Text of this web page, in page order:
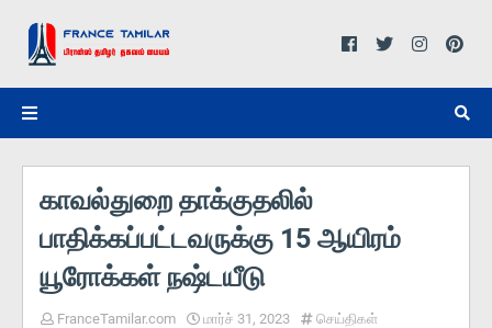
காவல்துறை தாக்குதலில்
பாதிக்கப்பட்டவருக்கு 15 ஆயிரம்
யூரோக்கள் நஷ்டயீடு
FranceTamilar.com மார்ச் 31, 2023 செய்திகள்